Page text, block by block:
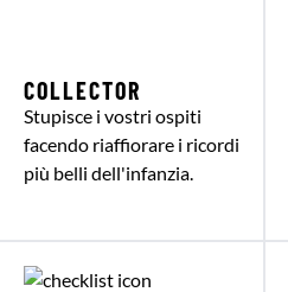
COLLECTOR
Stupisce i vostri ospiti
facendo riaffiorare i ricordi
più belli dell'infanzia.